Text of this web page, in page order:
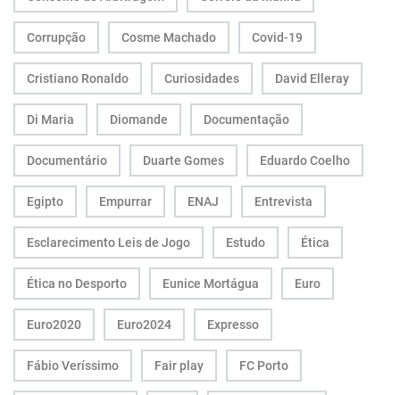
Corrupção Cosme Machado Covid-19
Cristiano Ronaldo Curiosidades David Elleray
Di Maria Diomande Documentação
Documentário Duarte Gomes Eduardo Coelho
Egipto Empurrar ENAJ Entrevista
Esclarecimento Leis de Jogo Estudo Ética
Ética no Desporto Eunice Mortágua Euro
Euro2020 Euro2024 Expresso
Fábio Veríssimo Fair play FC Porto